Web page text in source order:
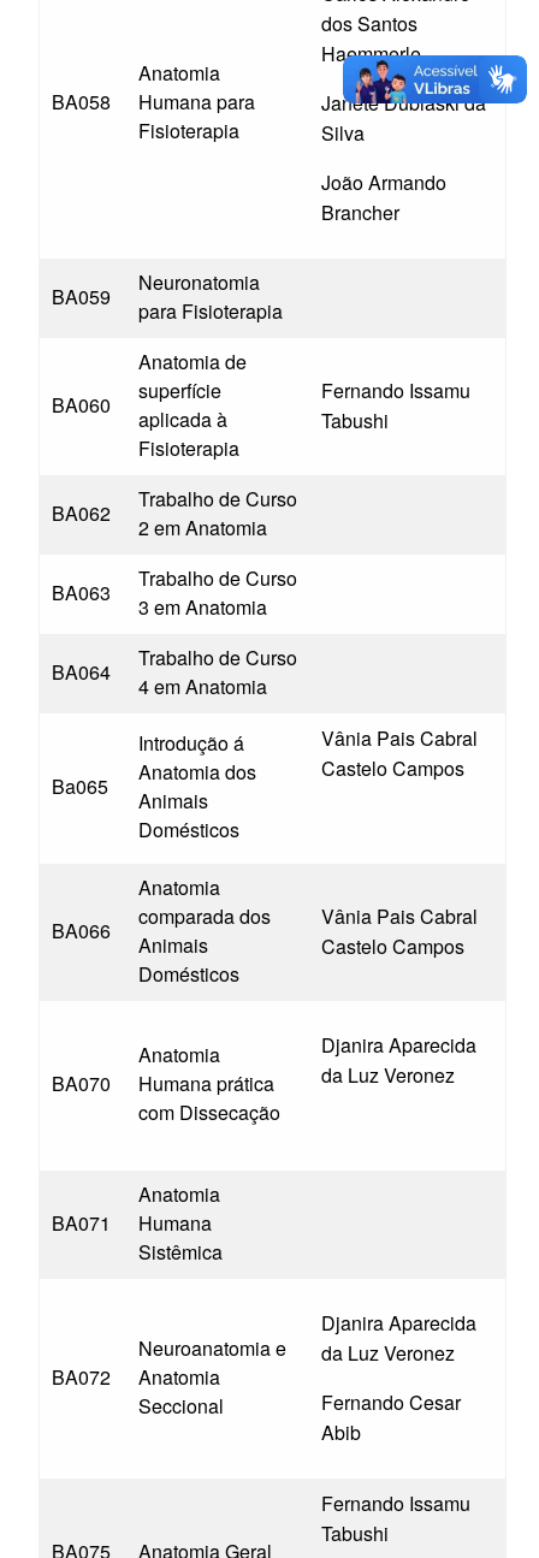
BA058
Anatomia
Humana para
Fisioterapia
dos Santos
Haemmerle
Janete Dubiaski da
Silva
João Armando
Brancher
BA059
Neuronatomia
para Fisioterapia
BA060
Anatomia de
superfície
aplicada à
Fisioterapia
Fernando Issamu
Tabushi
BA062
Trabalho de Curso
2 em Anatomia
BA063
Trabalho de Curso
3 em Anatomia
BA064
Trabalho de Curso
4 em Anatomia
Ba065
Introdução á
Anatomia dos
Animais
Domésticos
Vânia Pais Cabral
Castelo Campos
BA066
Anatomia
comparada dos
Animais
Domésticos
Vânia Pais Cabral
Castelo Campos
BA070
Anatomia
Humana prática
com Dissecação
Djanira Aparecida
da Luz Veronez
BA071
Anatomia
Humana
Sistêmica
BA072
Neuroanatomia e
Anatomia
Seccional
Djanira Aparecida
da Luz Veronez
Fernando Cesar
Abib
BA075 Anatomia Geral
Fernando Issamu
Tabushi